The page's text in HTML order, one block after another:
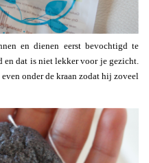
en dienen eerst bevochtigd te
dat is niet lekker voor je gezicht.
onder de kraan zodat hij zoveel